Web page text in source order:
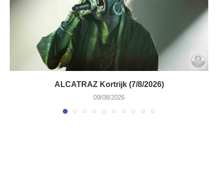
ALCATRAZ Kortrijk (7/8/2026)
09/08/2026